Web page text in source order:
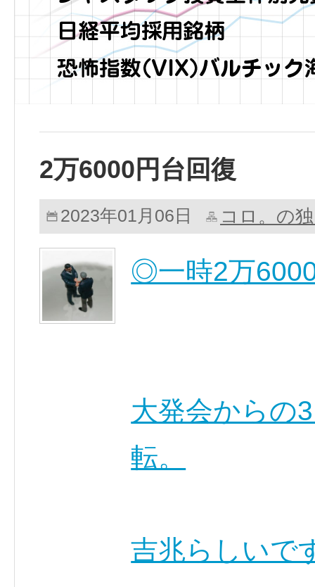
2万6000円台回復
2023年01月06日 コロ。の
◎一時2万
大発会からの
転。
吉兆らしいで